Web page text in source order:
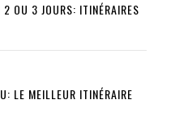
2 OU 3 JOURS: ITINÉRAIRES
LE MEILLEUR ITINÉRAIRE